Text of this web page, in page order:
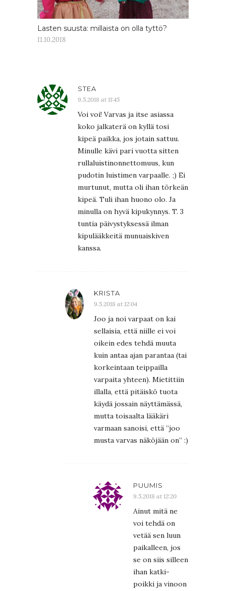
Lasten suusta: millaista on olla tyttö?
11.10.2018
STEA
9.5.2018 at 11:45
Voi voi! Varvas ja itse asiassa
koko jalkaterä on kyllä tosi
kipeä paikka, jos jotain sattuu.
Minulle kävi pari vuotta sitten
rullaluistinonnettomuus, kun
pudotin luistimen varpaalle. ;) Ei
murtunut, mutta oli ihan törkeän
kipeä. Tuli ihan huono olo. Ja
minulla on hyvä kipukynnys. T. 3
tuntia päivystyksessä ilman
kipulääkkeitä munuaiskiven
kanssa.
KRISTA
9.5.2018 at 12:04
Joo ja noi varpaat on kai
sellaisia, että niille ei voi
oikein edes tehdä muuta
kuin antaa ajan parantaa (tai
korkeintaan teippailla
varpaita yhteen). Mietittiin
illalla, että pitäiskö tuota
käydä jossain näyttämässä,
mutta toisaalta lääkäri
varmaan sanoisi, että ”joo
musta varvas näköjään on” :)
PUUMIS
9.5.2018 at 12:20
Ainut mitä ne
voi tehdä on
vetää sen luun
paikalleen, jos
se on siis silleen
ihan katki-
poikki ja vinoon